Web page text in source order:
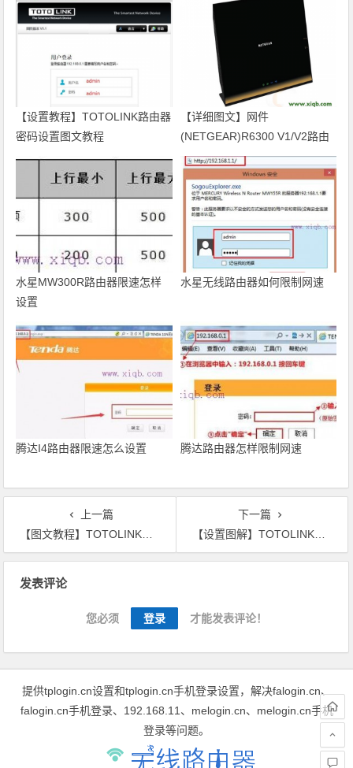
【设置教程】TOTOLINK路由器
密码设置图文教程
【详细图文】网件
(NETGEAR)R6300 V1/V2路由
器设置教程【图文】
水星MW300R路由器限速怎样
设置
水星无线路由器如何限制网速
腾达I4路由器限速怎么设置 腾达路由器怎样限制网速
上一篇
【图文教程】TOTOLINK路由器怎么恢复出厂设置?
下一篇
【设置图解】TOTOLINK无线中继设置教程
发表评论
您必须 登录 才能发表评论！
提供tplogin.cn设置和tplogin.cn手机登录设置，解决falogin.cn、
falogin.cn手机登录、192.168.11、melogin.cn、melogin.cn手机
登录等问题。